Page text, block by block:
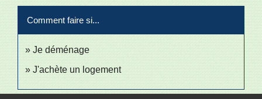
Comment faire si...
Je déménage
J'achète un logement